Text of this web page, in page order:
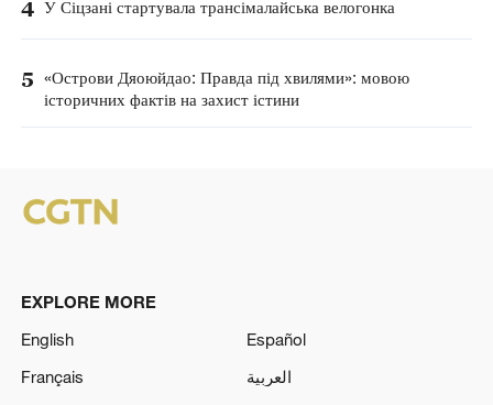
4 У Сіцзані стартувала трансімалайська велогонка
5 «Острови Дяоюйдао: Правда під хвилями»: мовою
історичних фактів на захист істини
EXPLORE MORE
English
Español
Français
العربية